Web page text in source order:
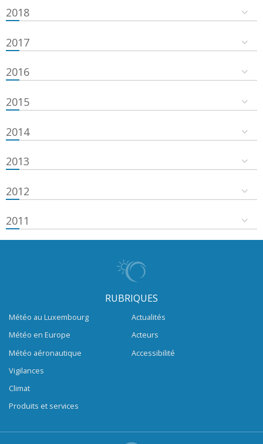
2018
2017
2016
2015
2014
2013
2012
2011
RUBRIQUES
Météo au Luxembourg
Météo en Europe
Météo aéronautique
Vigilances
Climat
Produits et services
Actualités
Acteurs
Accessibilité